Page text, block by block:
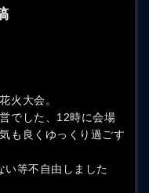
火大会。
でした、12時に会場
も良くゆっくり過ごす
等不自由しました